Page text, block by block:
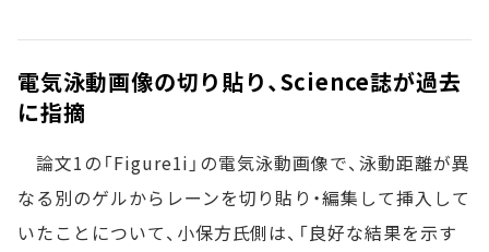
電気泳動画像の切り貼り、Science誌が過去
に指摘
論文1の「Figure1i」の電気泳動画像で、泳動距離が異
なる別のゲルからレーンを切り貼り・編集して挿入して
いたことについて、小保方氏側は、「良好な結果を示す